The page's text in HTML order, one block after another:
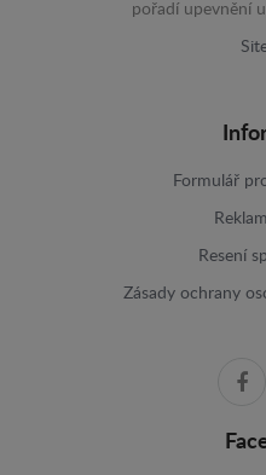
pořadí upevnění
Formulář
Resení
Zásady ochrany